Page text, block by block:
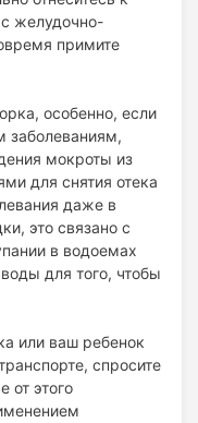
желудочно-
примите
особенно, если
заболеваниям,
мокроты из
для снятия отека
даже в
это связано с
в водоемах
для того, чтобы
или ваш ребенок
спросите
от этого